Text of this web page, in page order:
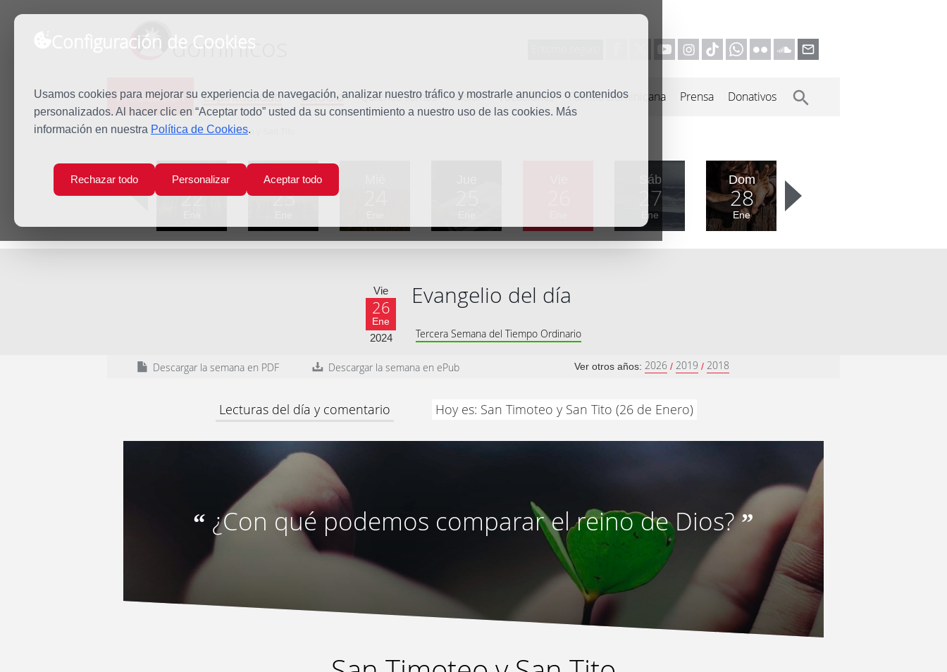
Configuración de Cookies
Usamos cookies para mejorar su experiencia de navegación, analizar nuestro tráfico y mostrarle anuncios o contenidos
personalizados. Al hacer clic en “Aceptar todo” usted da su consentimiento a nuestro uso de las cookies. Más
información en nuestra Política de Cookies.
Rechazar todo Personalizar Aceptar todo
dominicos
Predicación Espiritualidad Estudio Quiénes somos Misión Vocaciones Familia Dominicana Prensa Donativos
Inicio Predicación San Timoteo y San Tito
Lun
22
Mar
23
Sáb
27
Ene
Dom
28
Ene
Vie
26
Ene
2024
Evangelio del día
Tercera Semana del Tiempo Ordinario
Descargar la semana en PDF Descargar la semana en ePub Ver otros años: 2026 / 2019 / 2018
Lecturas del día y comentario Hoy es: San Timoteo y San Tito (26 de Enero)
“ ¿Con qué podemos comparar el reino de Dios?”